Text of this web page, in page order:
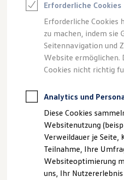
Saisonangebote
Leasing
Leasing-Angebote
Gebrauchtwagen
Junge
Elektroauto
Kleinwagen-
Leasing ohne
Autokredit mit
Versicherungen und
Kfz-Versicherung
Garantien
Wartungsverträge
Geschäftskunden
Professional
Großkunden
Behörden
Gepflegt,
für gut
Zertifizierte
Erforderliche Cookies
Erforderliche Cookies
zu machen, indem sie
Seitennavigation und
Website ermöglichen.
Cookies nicht richtig
Analytics und
Diese Cookies
Websitenutzung
Verweildauer je Seite,
Teilnahme, Ihre
Websiteoptimierung
uns, Ihr